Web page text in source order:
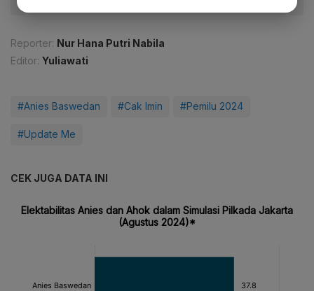
Reporter: Nur Hana Putri Nabila
Editor: Yuliawati
#Anies Baswedan #Cak Imin #Pemilu 2024
#Update Me
CEK JUGA DATA INI